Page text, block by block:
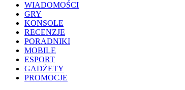
WIADOMOŚCI
GRY
KONSOLE
RECENZJE
PORADNIKI
MOBILE
ESPORT
GADŻETY
PROMOCJE